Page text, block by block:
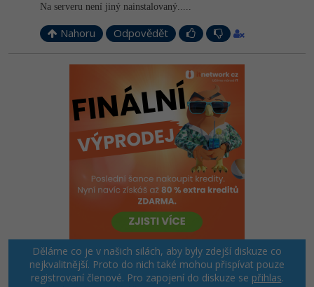
Na serveru není jiný nainstalovaný.....
Nahoru Odpovědět
Děláme co je v našich silách, aby byly zdejší diskuze co
nejkvalitnější. Proto do nich také mohou přispívat pouze
registrovaní členové. Pro zapojení do diskuze se přihlas.